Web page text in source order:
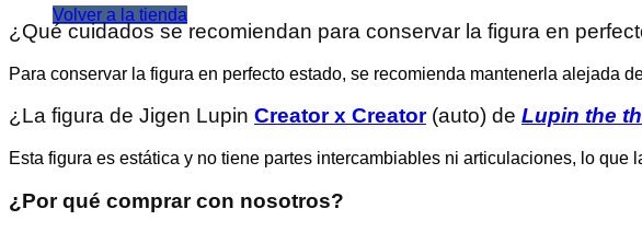
Volver a la tienda
¿Qué cuidados se recomiendan para conservar la figura en
Para conservar la figura en perfecto estado, se recomienda mantenerla alejada
¿La figura de Jigen Lupin Creator x Creator(auto) de Lupin the
Esta figura es estática y no tiene partes intercambiables ni articulaciones, lo que
¿Por qué comprar con nosotros?